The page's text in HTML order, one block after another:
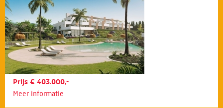
Prijs € 403.000,-
Meer informatie